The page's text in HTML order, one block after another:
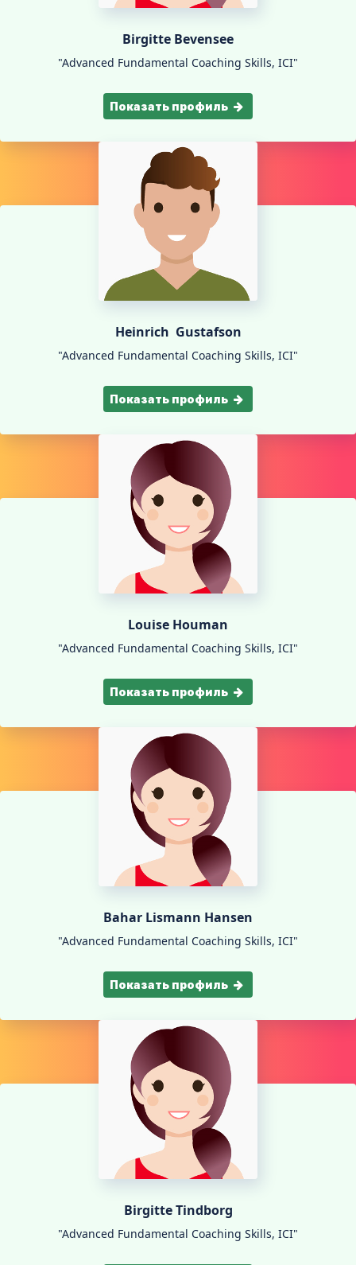
Birgitte Bevensee
"Advanced Fundamental Coaching Skills, ICI"
Показать профиль
Heinrich Gustafson
"Advanced Fundamental Coaching Skills, ICI"
Показать профиль
Louise Houman
"Advanced Fundamental Coaching Skills, ICI"
Показать профиль
Bahar Lismann Hansen
"Advanced Fundamental Coaching Skills, ICI"
Показать профиль
Birgitte Tindborg
"Advanced Fundamental Coaching Skills, ICI"